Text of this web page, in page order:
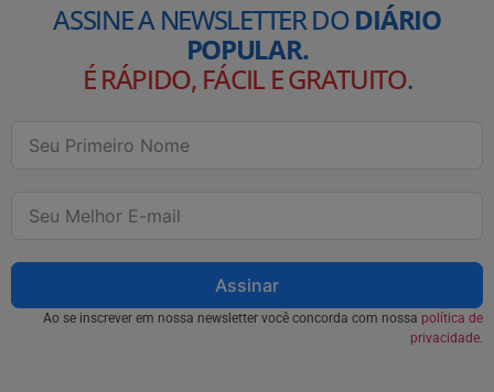
ASSINE A NEWSLETTER DODIÁRIO
POPULAR.
É RÁPIDO, FÁCIL E GRATUITO.
Assinar
Ao se inscrever em nossa newsletter você concorda com nossa política de
privacidade.